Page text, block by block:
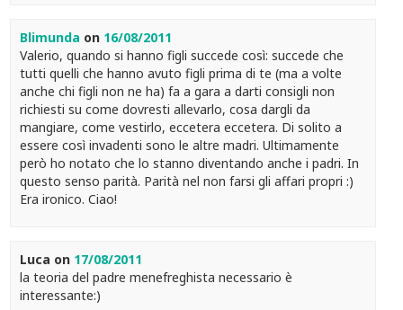
Blimunda on 16/08/2011
Valerio, quando si hanno figli succede così: succede che
tutti quelli che hanno avuto figli prima di te (ma a volte
anche chi figli non ne ha) fa a gara a darti consigli non
richiesti su come dovresti allevarlo, cosa dargli da
mangiare, come vestirlo, eccetera eccetera. Di solito a
essere così invadenti sono le altre madri. Ultimamente
però ho notato che lo stanno diventando anche i padri. In
questo senso parità. Parità nel non farsi gli affari propri :)
Era ironico. Ciao!
Luca on 17/08/2011
la teoria del padre menefreghista necessario è
interessante:)